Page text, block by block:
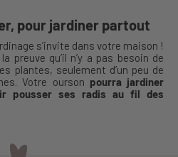
pour jardiner partout
s’invite dans votre maison !
preuve qu’il n’y a pas besoin de
plantes, seulement d’un peu de
Votre ourson pourra jardiner
pousser ses radis au fil des